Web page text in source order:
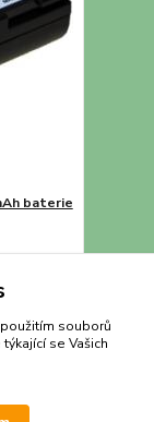
baterie
souborů
se Vašich